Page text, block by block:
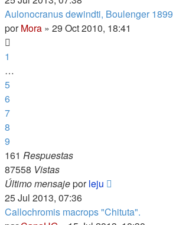
Aulonocranus dewindti, Boulenger 1899
porMora » 29 Oct 2010, 18:41
1
…
5
6
7
8
9
161 Respuestas
87558 Vistas
Último mensajeporleju
25 Jul 2013, 07:36
Callochromis macrops "Chituta".